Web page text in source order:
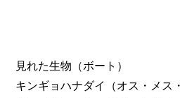
見れた生物（ボート）
キンギョハナダイ（オス・メス